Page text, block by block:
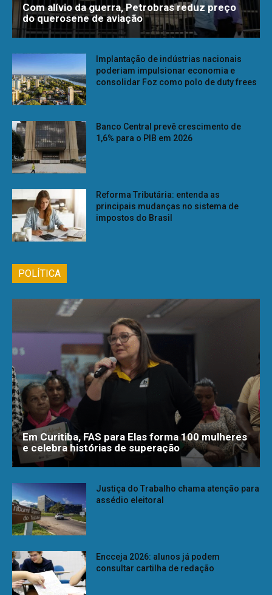
Com alívio da guerra, Petrobras reduz preço
do querosene de aviação
Implantação de indústrias nacionais
poderiam impulsionar economia e
consolidar Foz como polo de duty frees
Banco Central prevê crescimento de
1,6% para o PIB em 2026
Reforma Tributária: entenda as
principais mudanças no sistema de
impostos do Brasil
POLÍTICA
Em Curitiba, FAS para Elas forma 100 mulheres
e celebra histórias de superação
Justiça do Trabalho chama atenção para
assédio eleitoral
Encceja 2026: alunos já podem
consultar cartilha de redação